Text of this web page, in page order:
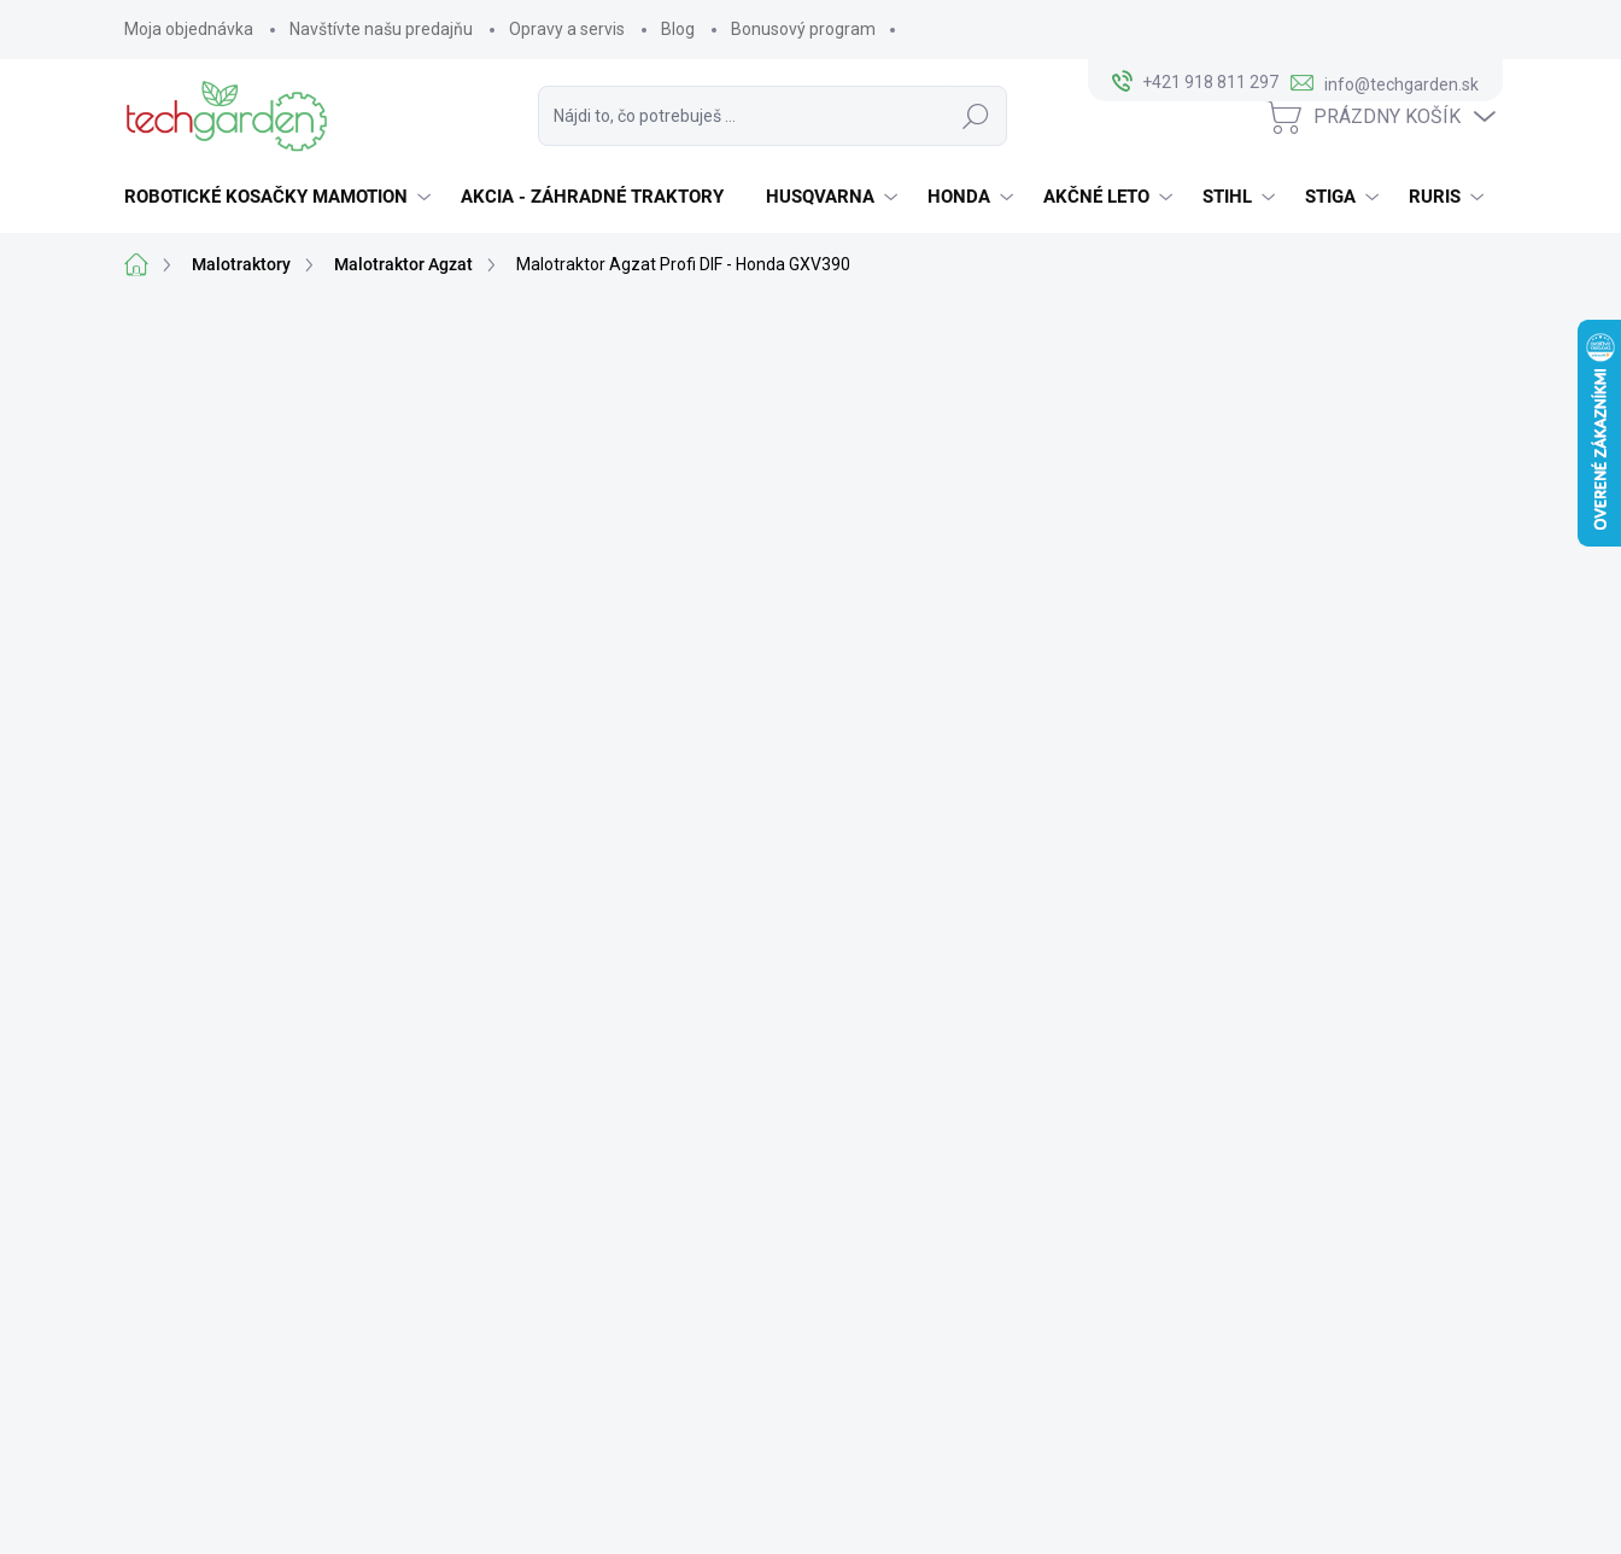
+421 918 811 297
info@techgarden.sk
Moja objednávka Navštívte našu predajňu Opravy a servis Blog Bonusový program
Hľadať
NÁKUPNÝ
PRÁZDNY KOŠÍK
ROBOTICKÉ KOSAČKY MAMOTION AKCIA - ZÁHRADNÉ TRAKTORY HUSQVARNA HONDA AKČNÉ LETO STIHL STIGA RURIS
DomovMalotraktory Malotraktor Agzat Malotraktor Agzat Profi DIF - Honda GXV390